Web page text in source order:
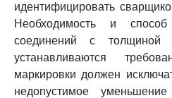
идентифицировать
Необходимость и
соединений с
устанавливаются
маркировки должен
недопустимое